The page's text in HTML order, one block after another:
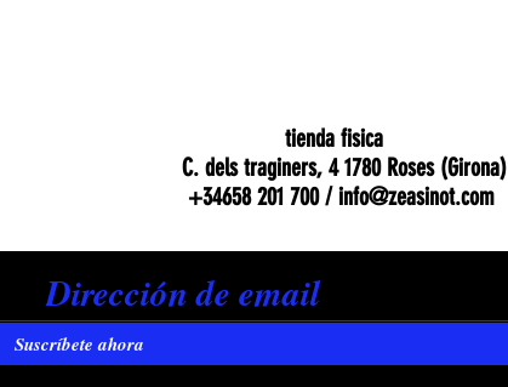
tienda fisica
C. dels traginers, 4 1780 Roses (Girona)
+34658 201 700 /info@zeasinot.com
Suscríbete ahora